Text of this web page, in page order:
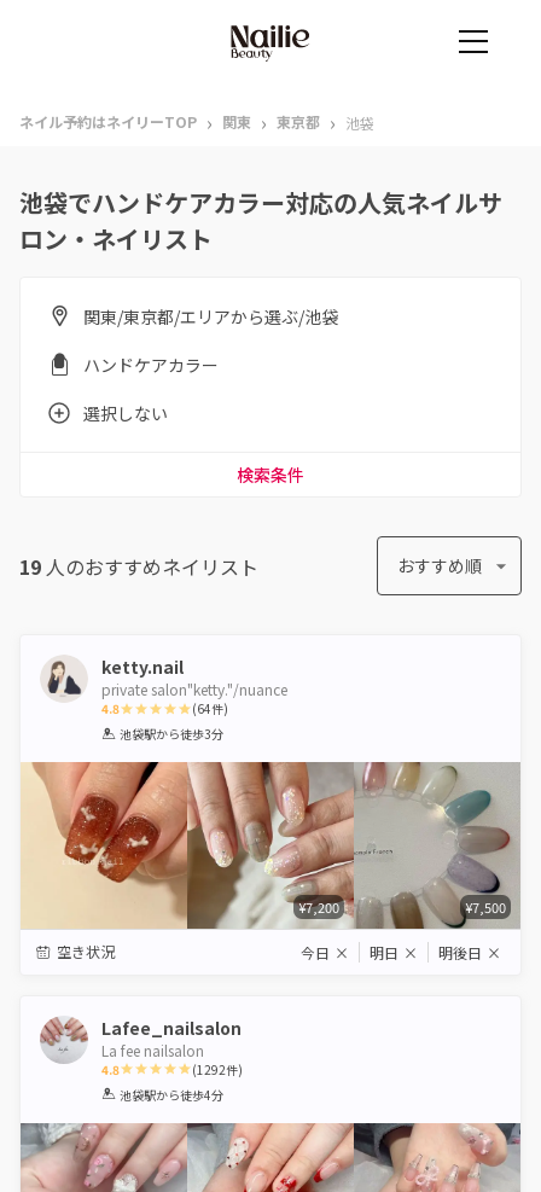
ネイル予約はネイリーTOP › 関東 › 東京都 › 池袋
池袋でハンドケアカラー対応の人気ネイルサ
ロン・ネイリスト
関東/東京都/エリアから選ぶ/池袋
ハンドケアカラー
選択しない
検索条件
19 人のおすすめネイリスト おすすめ順
ketty.nail
private salon"ketty."/nuance
4.8
1 2 3 4 5
(64件)
池袋駅から徒歩3分
¥7,200 ¥7,500
空き状況 今日 × 明日 × 明後日 ×
Lafee_nailsalon
La fee nailsalon
4.8
1 2 3 4 5
(1292件)
池袋駅から徒歩4分